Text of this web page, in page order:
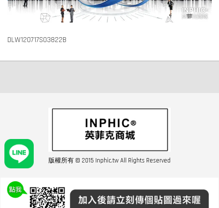
DLW120717S03822B
版權所有 © 2015 Inphic.tw All Rights Reserved
友站連結inphic營業設備
聯絡我們 02-28852016 如遇商品缺貨或數量不足請與客服聯繫